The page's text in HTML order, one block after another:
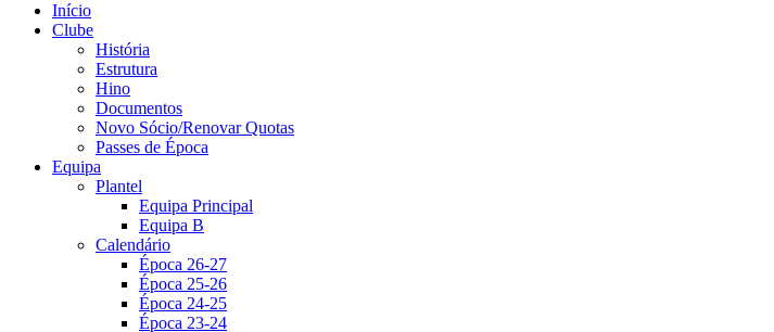
Início
Clube
História
Estrutura
Hino
Documentos
Novo Sócio/Renovar Quotas
Passes de Época
Equipa
Plantel
Equipa Principal
Equipa B
Calendário
Época 26-27
Época 25-26
Época 24-25
Época 23-24